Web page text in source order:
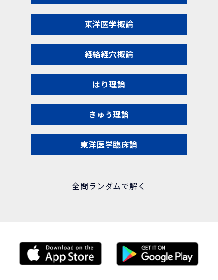
東洋医学概論
経絡経穴概論
はり理論
きゅう理論
東洋医学臨床論
全問ランダムで解く